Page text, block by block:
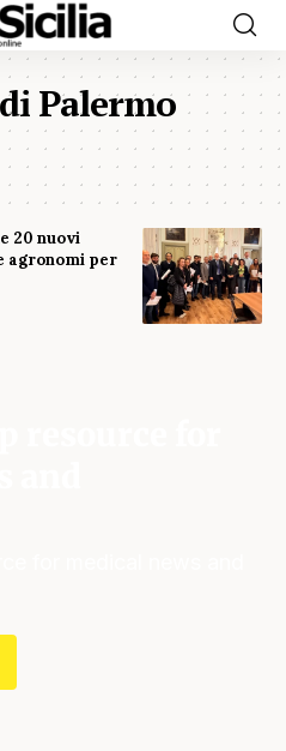
Palermo
20 nuovi
agronomi per